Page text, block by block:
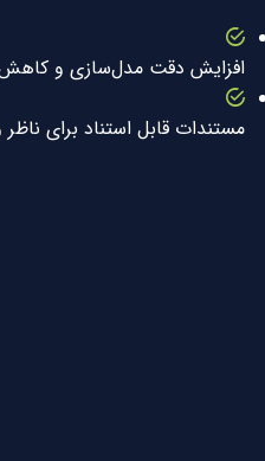
افزایش دقت مدل‌سازی و
مستندات قابل استناد برای